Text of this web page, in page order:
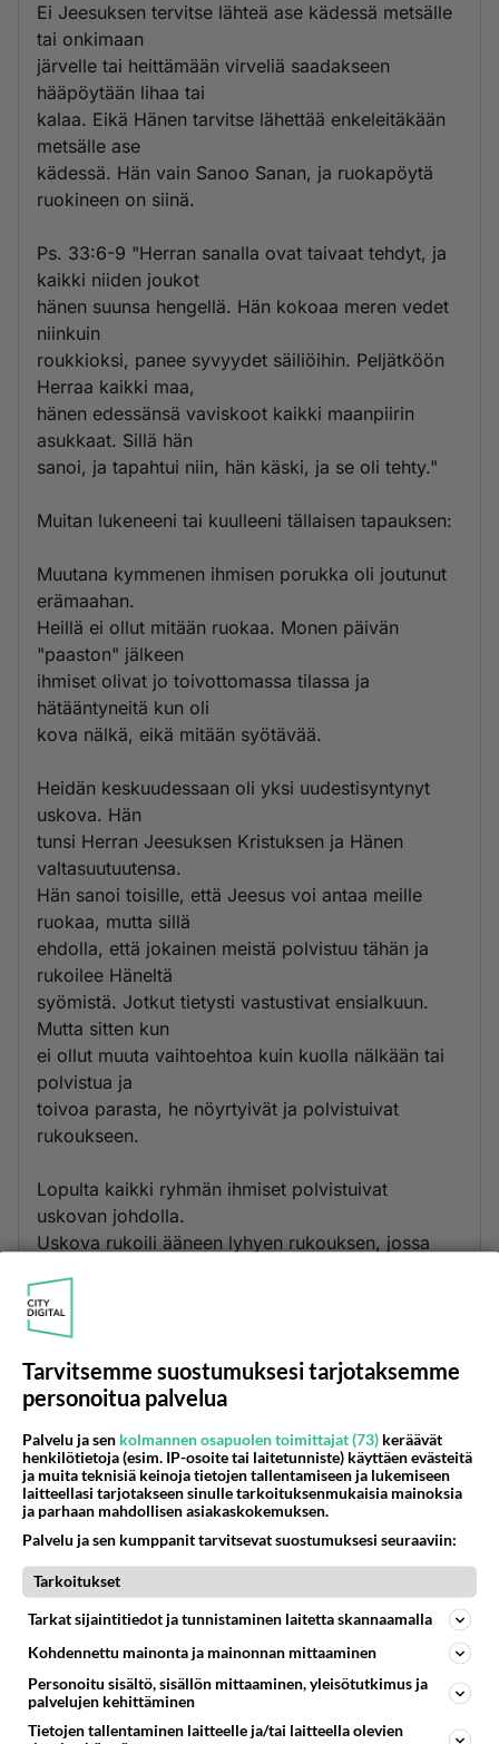
Ei Jeesuksen tervitse lähteä ase kädessä metsälle
tai onkimaan
järvelle tai heittämään virveliä saadakseen
hääpöytään lihaa tai
kalaa. Eikä Hänen tarvitse lähettää enkeleitäkään
metsälle ase
kädessä. Hän vain Sanoo Sanan, ja ruokapöytä
ruokineen on siinä.
Ps. 33:6-9 "Herran sanalla ovat taivaat tehdyt, ja
kaikki niiden joukot
hänen suunsa hengellä. Hän kokoaa meren vedet
niinkuin
roukkioksi, panee syvyydet säiliöihin. Peljätköön
Herraa kaikki maa,
hänen edessänsä vaviskoot kaikki maanpiirin
asukkaat. Sillä hän
sanoi, ja tapahtui niin, hän käski, ja se oli tehty."
Muitan lukeneeni tai kuulleeni tällaisen tapauksen:
Muutana kymmenen ihmisen porukka oli joutunut
erämaahan.
Heillä ei ollut mitään ruokaa. Monen päivän
"paaston" jälkeen
ihmiset olivat jo toivottomassa tilassa ja
hätääntyneitä kun oli
kova nälkä, eikä mitään syötävää.
Heidän keskuudessaan oli yksi uudestisyntynyt
uskova. Hän
tunsi Herran Jeesuksen Kristuksen ja Hänen
valtasuutuutensa.
Hän sanoi toisille, että Jeesus voi antaa meille
ruokaa, mutta sillä
ehdolla, että jokainen meistä polvistuu tähän ja
rukoilee Häneltä
syömistä. Jotkut tietysti vastustivat ensialkuun.
Mutta sitten kun
ei ollut muuta vaihtoehtoa kuin kuolla nälkään tai
polvistua ja
toivoa parasta, he nöyrtyivät ja polvistuivat
rukoukseen.
Lopulta kaikki ryhmän ihmiset polvistuivat
uskovan johdolla.
Uskova rukoili ääneen lyhyen rukouksen, jossa
Hänen valtasuuruudestaan ja armostaan. Hän
pyysi Jeesusta
ihmiset nostivat
katseensa. Heidän eteensä erämaahan oli
ilmestynyt
juhlapöytä, joka oli täynnä erilaisia herkkuruokia
jälkiruokineen.
Jeesus ei käynyt teurastamaan mitään eläintä, eikä
kukaan
muukaan. Luoja sanoi Sanan, ja ruokapöytä
ruokineen oli siinä.
ihmettä, mutta
tiedän, että Herralle Jeesukselle Kristukselle tämä
Tarvitsemme suostumuksesi tarjotaksemme
personoitua palvelua
Palvelu ja sen kolmannen osapuolen toimittajat (73) keräävät
henkilötietoja (esim. IP-osoite tai laitetunniste) käyttäen evästeitä
ja muita teknisiä keinoja tietojen tallentamiseen ja lukemiseen
laitteellasi tarjotakseen sinulle tarkoituksenmukaisia mainoksia
ja parhaan mahdollisen asiakaskokemuksen.
Palvelu ja sen kumppanit tarvitsevat suostumuksesi seuraaviin:
Tarkoitukset
Tarkat sijaintitiedot ja tunnistaminen laitetta skannaamalla
Kohdennettu mainonta ja mainonnan mittaaminen
Personoitu sisältö, sisällön mittaaminen, yleisötutkimus ja
palvelujen kehittäminen
Tietojen tallentaminen laitteelle ja/tai laitteella olevien